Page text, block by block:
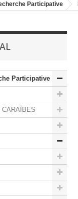
Participative
Participative